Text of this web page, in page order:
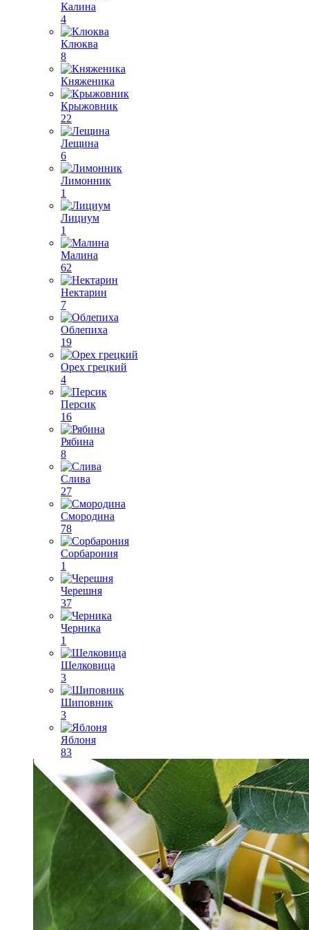
Калина
4
Клюква
8
Княженика
Крыжовник
22
Лещина
6
Лимонник
1
Лициум
1
Малина
62
Нектарин
7
Облепиха
19
Орех грецкий
4
Персик
16
Рябина
8
Слива
27
Смородина
78
Сорбарония
1
Черешня
37
Черника
1
Шелковица
3
Шиповник
3
Яблоня
83